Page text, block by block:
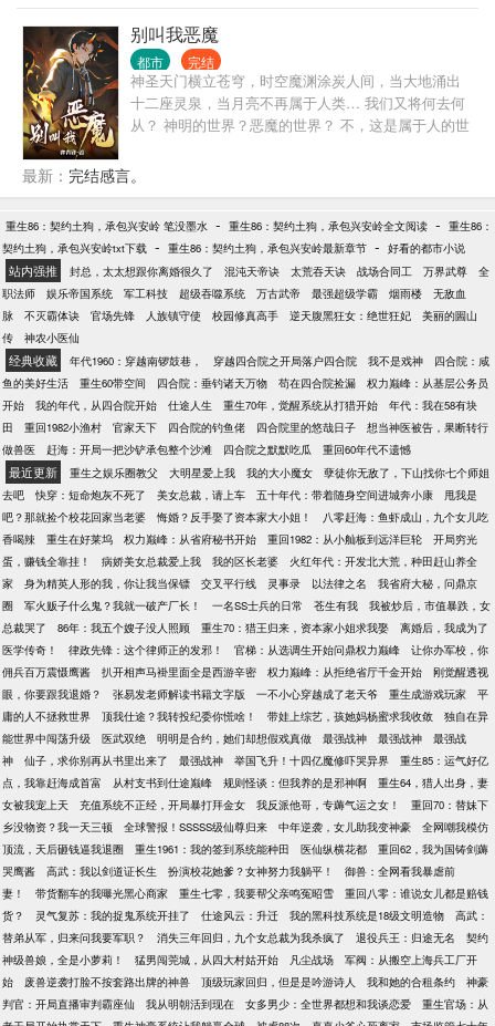
故事，也是一个老江湖混子的回忆录，自白书。
别叫我恶魔
都市 完结
神圣天门横立苍穹，时空魔渊涂炭人间，当大地涌出
十二座灵泉，当月亮不再属于人类… 我们又将何去何
从？ 神明的世界？恶魔的世界？ 不，这是属于人的世
最新： 完结感言。
重生86：契约土狗，承包兴安岭 笔没墨水 - 重生86：契约土狗，承包兴安岭全文阅读 - 重生86：
契约土狗，承包兴安岭txt下载 - 重生86：契约土狗，承包兴安岭最新章节 - 好看的都市小说
站内强推 封总，太太想跟你离婚很久了 混沌天帝诀 太荒吞天诀 战场合同工 万界武尊
全
职法师
娱乐帝国系统 军工科技 超级吞噬系统 万古武帝 最强超级学霸 烟雨楼
无敌血
脉
不灭霸体诀 官场先锋 人族镇守使 校园修真高手 逆天腹黑狂女：绝世狂妃
美丽的圌山
传
神农小医仙
经典收藏 年代1960：穿越南锣鼓巷， 穿越四合院之开局落户四合院 我不是戏神
四合院：咸
鱼的美好生活
重生60带空间 四合院：垂钓诸天万物 苟在四合院捡漏
权力巅峰：从基层公务员
开始
我的年代，从四合院开始 仕途人生 重生70年，觉醒系统从打猎开始
年代：我在58有块
田
重回1982小渔村 官家天下 四合院的钓鱼佬 四合院里的悠哉日子
想当神医被告，果断转行
做兽医
赶海：开局一把沙铲承包整个沙滩 四合院之默默吃瓜 重回60年代不遗憾
最近更新 重生之娱乐圈教父 大明星爱上我 我的大小魔女
孽徒你无敌了，下山找你七个师姐
去吧
快穿：短命炮灰不死了 美女总裁，请上车 五十年代：带着随身空间进城奔小康
甩我是
吧？那就捡个校花回家当老婆
悔婚？反手娶了资本家大小姐！
八零赶海：鱼虾成山，九个女儿吃
香喝辣
重生在好莱坞 权力巅峰：从省府秘书开始 重回1982：从小舢板到远洋巨轮
开局穷光
蛋，赚钱全靠挂！
病娇美女总裁爱上我 我的区长老婆
火红年代：开发北大荒，种田赶山养全
家
身为精英人形的我，你让我当保镖 交叉平行线 灵事录 以法律之名
我省府大秘，问鼎京
圈
军火贩子什么鬼？我就一破产厂长！ 一名SS士兵的日常 苍生有我
我被炒后，市值暴跌，女
总裁哭了
86年：我五个嫂子没人照顾 重生70：猎王归来，资本家小姐求我娶
离婚后，我成为了
医学传奇！
律政先锋：这个律师正的发邪！ 官梯：从选调生开始问鼎权力巅峰
让你办军校，你
佣兵百万震慑鹰酱
扒开相声马褂里面全是西游辛密 权力巅峰：从拒绝省厅千金开始
刚觉醒透视
眼，你要跟我退婚？
张易发老师解读书籍文字版 一不小心穿越成了老天爷 重生成游戏玩家
平
庸的人不拯救世界
顶我仕途？我转投纪委你慌啥！ 带娃上综艺，孩她妈杨蜜求我收敛
独自在异
能世界中闯荡升级
医武双绝 明明是合约，她们却想假戏真做 最强战神 最强战神
最强战
神
仙子，求你别再从书里出来了 最强战神 举国飞升！十四亿魔修吓哭异界
重生85：运气好亿
点，我靠赶海成首富
从村支书到仕途巅峰 规则怪谈：但我养的是邪神啊
重生64，猎人出身，妻
女被我宠上天
充值系统不正经，开局暴打拜金女 我反派他哥，专薅气运之女！
重回70：替妹下
乡没物资？我一天三顿
全球警报！SSSSS级仙尊归来 中年逆袭，女儿助我变神豪
全网嘲我模仿
顶流，天后砸钱逼我退圈
重生1961：我的签到系统能种田 医仙纵横花都
重回62，我为国铸剑薅
哭鹰酱
高武：我以剑道证长生 扮演校花她爹？女神努力我躺平！
御兽：全网看我暴虐前
妻！
带货翻车的我曝光黑心商家 重生七零，我要帮父亲鸣冤昭雪
重回八零：谁说女儿都是赔钱
货？
灵气复苏：我的捉鬼系统开挂了 仕途风云：升迁 我的黑科技系统是18级文明造物
高武：
替弟从军，归来问我要军职？
消失三年回归，九个女总裁为我杀疯了 退役兵王：归途无名
契约
神级兽娘，全是小萝莉！
猛男闯莞城，从四大村姑开始 凡尘战场
军阀：从搬空上海兵工厂开
始
废兽逆袭打脸不按套路出牌的神兽 顶级玩家回归，但是是吟游诗人 我和她的合租条约
神豪
判官：开局直播审判霸座仙
我从明朝活到现在 女多男少：全世界都想和我谈恋爱
重生官场：从